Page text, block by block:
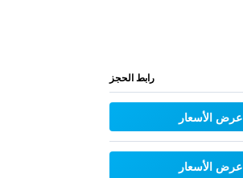
رابط الحجز
عرض الأسعار
عرض الأسعار